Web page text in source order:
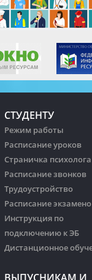
СТУДЕНТУ
Режим работы
Расписание уроков
Страничка психолога
Расписание звонков
Трудоустройство
Расписание
Инструкция по
подключению к ЭБ
Дистанционное